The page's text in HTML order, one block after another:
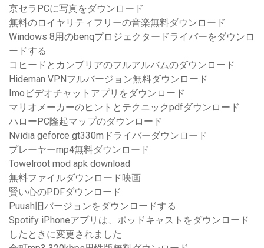
京セラPCに写真をダウンロード
無料のロイヤリティフリーの音楽無料ダウンロード
Windows 8用のbenqプロジェクタードライバーをダウンロ
ードする
コヒードとカンブリアのフルアルバムのダウンロード
Hideman VPNフルバージョン無料ダウンロード
Imoビデオチャットアプリをダウンロード
マリオメーカーのヒントとテクニックpdfダウンロード
ハローPC隆起マップのダウンロード
Nvidia geforce gt330mドライバーダウンロード
プレーヤーmp4無料ダウンロード
Towelroot mod apk download
無料ファイルダウンロード映画
賢い心のPDFダウンロード
Puush旧バージョンをダウンロードする
Spotify iPhoneアプリは、ポッドキャストをダウンロード
したときに変更されました